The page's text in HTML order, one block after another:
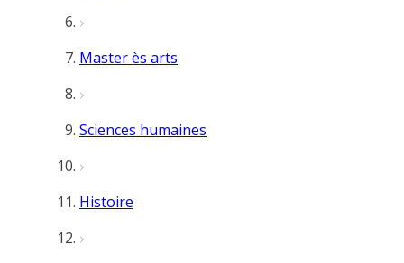
Master ès arts
Sciences humaines
Histoire